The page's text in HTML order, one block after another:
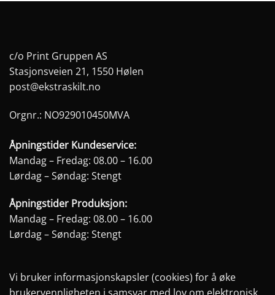
c/o Print Gruppen AS
Stasjonsveien 21, 1550 Hølen
post@ekstraskilt.no
Orgnr.: NO929010450MVA
Åpningstider Kundeservice:
Mandag – Fredag: 08.00 – 16.00
Lørdag – Søndag: Stengt
Åpningstider Produksjon:
Mandag – Fredag: 08.00 – 16.00
Lørdag – Søndag: Stengt
Vi bruker informasjonskapsler (cookies) for å øke